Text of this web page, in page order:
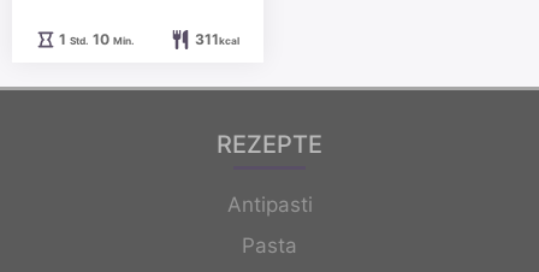
1Stunde
Std. 10Minuten
Min. 311kcal
REZEPTE
Antipasti
Pasta